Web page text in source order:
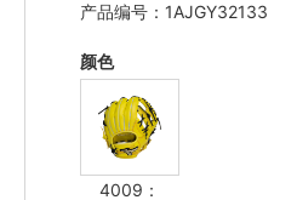
产品编号：1AJGY32133
颜色
4009：